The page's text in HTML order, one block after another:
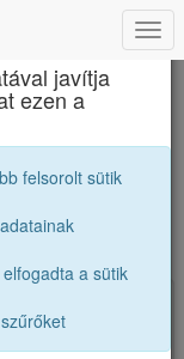
Líceum
Ezeket
szám utoljára
javítja
ezen a
felsorolt sütik
a sütik